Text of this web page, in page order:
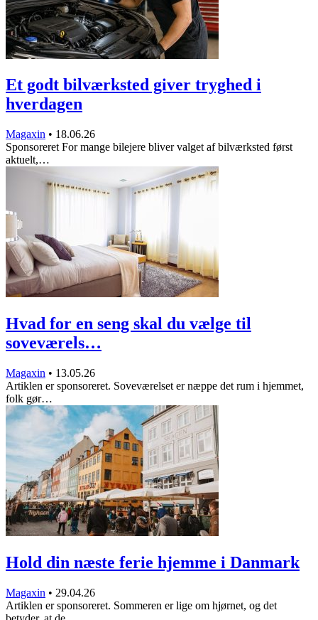
Et godt bilværksted giver tryghed i
hverdagen
Magaxin • 18.06.26
Sponsoreret For mange bilejere bliver valget af bilværksted først
aktuelt,…
Hvad for en seng skal du vælge til
soveværels…
Magaxin • 13.05.26
Artiklen er sponsoreret. Soveværelset er næppe det rum i hjemmet,
folk gør…
Hold din næste ferie hjemme i Danmark
Magaxin • 29.04.26
Artiklen er sponsoreret. Sommeren er lige om hjørnet, og det